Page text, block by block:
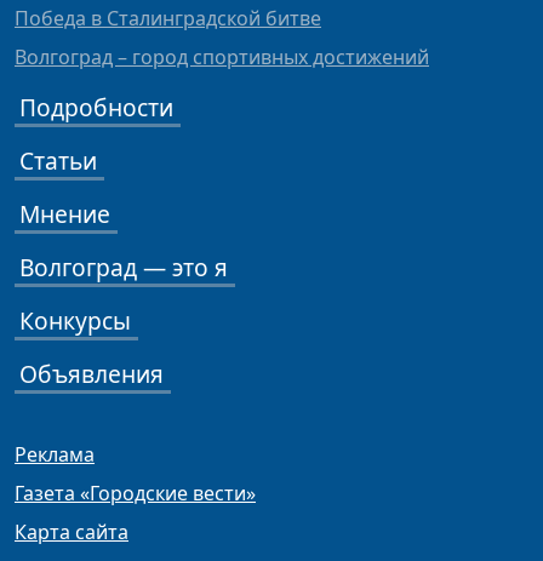
Победа в Сталинградской битве
Волгоград – город спортивных достижений
Подробности
Статьи
Мнение
Волгоград — это я
Конкурсы
Объявления
Реклама
Газета «Городские вести»
Карта сайта